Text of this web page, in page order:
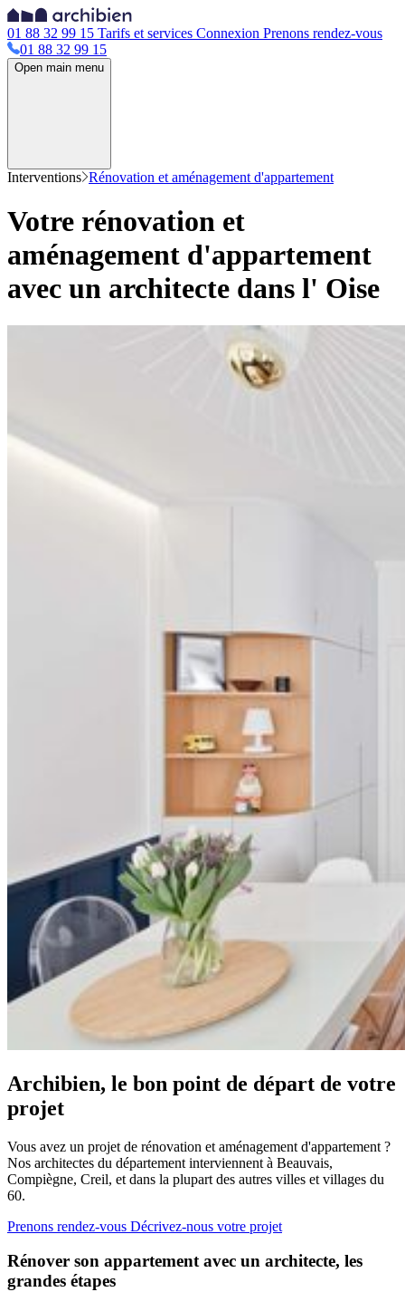
01 88 32 99 15 Tarifs et services Connexion Prenons rendez-vous
01 88 32 99 15
Open main menu
Interventions Rénovation et aménagement d'appartement
Votre rénovation et
aménagement d'appartement
avec un architecte dans l' Oise
Archibien, le bon point de départ de votre
projet
Vous avez un projet de rénovation et aménagement d'appartement ?
Nos architectes du département interviennent à Beauvais,
Compiègne, Creil, et dans la plupart des autres villes et villages du
60.
Prenons rendez-vous Décrivez-nous votre projet
Rénover son appartement avec un architecte, les
grandes étapes